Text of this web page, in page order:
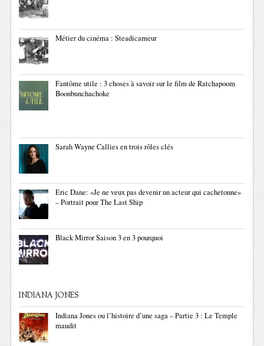
Métier du cinéma : Steadicameur
Fantôme utile : 3 choses à savoir sur le film de Ratchapoom
Boonbunchachoke
Sarah Wayne Callies en trois rôles clés
Eric Dane: «Je ne veux pas devenir un acteur qui cachetonne»
– Portrait pour The Last Ship
Black Mirror Saison 3 en 3 pourquoi
INDIANA JONES
Indiana Jones ou l’histoire d’une saga – Partie 3 : Le Temple
maudit